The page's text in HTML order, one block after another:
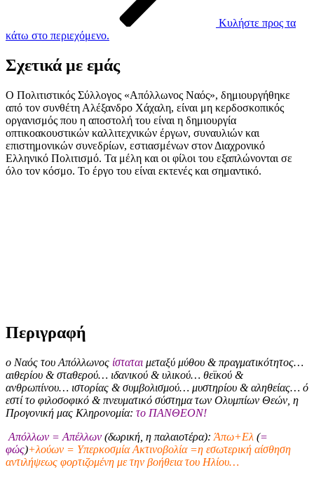
Κυλήστε προς τα
κάτω στο περιεχόμενο.
Σχετικά με εμάς
Ο Πολιτιστικός Σύλλογος «Απόλλωνος Ναός», δημιουργήθηκε
από τον συνθέτη Αλέξανδρο Χάχαλη, είναι μη κερδοσκοπικός
οργανισμός που η αποστολή του είναι η δημιουργία
οπτικοακουστικών καλλιτεχνικών έργων, συναυλιών και
επιστημονικών συνεδρίων, εστιασμένων στον Διαχρονικό
Ελληνικό Πολιτισμό. Τα μέλη και οι φίλοι του εξαπλώνονται σε
όλο τον κόσμο. Το έργο του είναι εκτενές και σημαντικό.
Περιγραφή
ο Ναός του Απόλλωνος ίσταται μεταξύ μύθου & πραγματικότητος…
αιθερίου & σταθερού… ιδανικού & υλικού… θεϊκού &
ανθρωπίνου… ιστορίας & συμβολισμού… μυστηρίου & αληθείας… ό
εστί το φιλοσοφικό & πνευματικό σύστημα των Ολυμπίων Θεών, η
Προγονική μας Κληρονομία: το ΠΑΝΘΕΟΝ!
Απόλλων = Απέλλων (δωρική, η παλαιοτέρα): Άπω+Ελ (=
φώς)+λούων = Υπερκοσμία Ακτινοβολία =η εσωτερική αίσθηση
αντιλήψεως φορτιζομένη με την βοήθεια του Ηλίου…